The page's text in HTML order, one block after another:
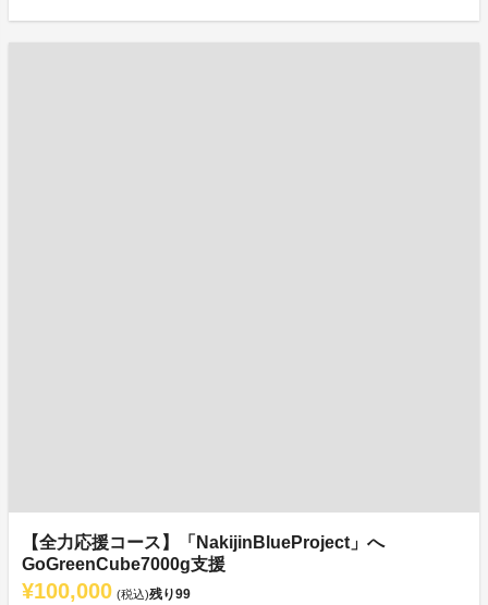
【全力応援コース】「NakijinBlueProject」へ
GoGreenCube7000g支援
¥100,000 (税込)残り99